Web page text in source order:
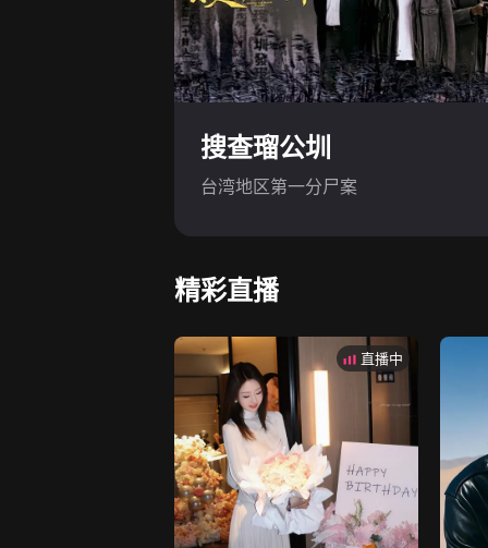
搜查瑠公圳
台湾地区第一分尸案
精彩直播
直播中